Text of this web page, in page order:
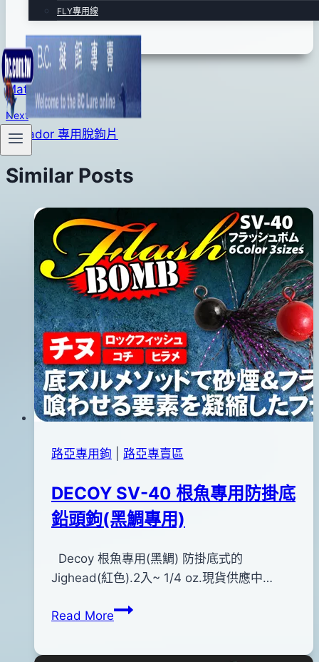
FLY專用線
文
章
導
覽
Previous
Matador 防掛底米諾
Next
Matador 專用脫鉤片
Similar Posts
路亞專用鉤 路亞專賣區
DECOY SV-40 根魚專用防掛底
鉛頭鉤(黑鯛專用)
Bybc
pro-
2015
年
月
日
Decoy 根魚專用(黑鯛) 防掛底式的
Jighead(紅色).2入~ 1/4 oz.現貨供應中…
Read MoreDECOY